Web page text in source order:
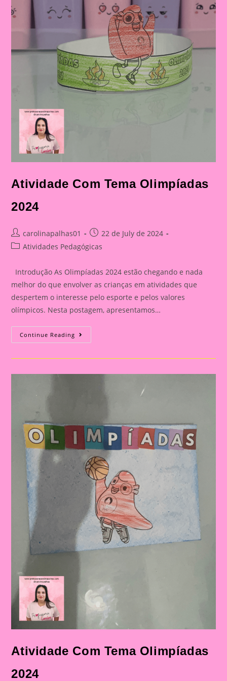
Atividade Com Tema Olimpíadas
2024
Post
author:
carolinapalhas01
Post
published:
22 de July de 2024
PostAtividades Pedagógicas
Introdução As Olimpíadas 2024 estão chegando e nada
melhor do que envolver as crianças em atividades que
despertem o interesse pelo esporte e pelos valores
olímpicos. Nesta postagem, apresentamos…
Continue Reading Atividade
Com
Olimpíadas
Atividade Com Tema Olimpíadas
2024